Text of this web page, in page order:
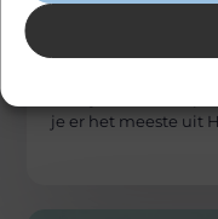
Slim je auto
je er het meeste uit